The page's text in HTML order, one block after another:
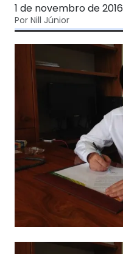
1 de novembro de 2016
Por Nill Júnior